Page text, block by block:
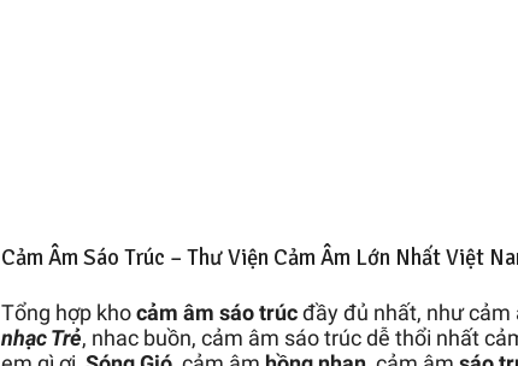
Cảm Âm Sáo Trúc – Thư Viện Cảm Âm Lớn Nhất Việt
Tổng hợp khocảm âm sáo trúcđầy đủ nhất, như cảm
nhạc Trẻ, nhac buồn, cảm âm sáo trúc dễ thổi nhất